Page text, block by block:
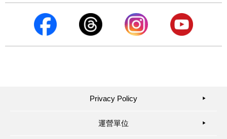
Privacy Policy ▶︎
運營單位 ▶︎